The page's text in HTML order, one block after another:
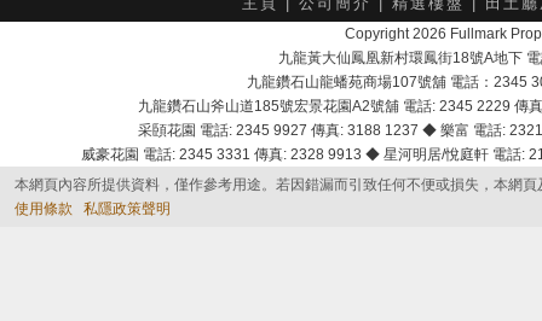
Copyright 2026 Fullmark
九龍黃大仙鳳凰新村環鳳街18號A地下
九龍鑽石山龍蟠苑商場107號舖 電話：2345
九龍鑽石山斧山道185號宏景花園A2號舖 電話: 2345 2229
采頣花園 電話: 2345 9927 傳真: 3188 1237 ◆ 樂富 電話:
威豪花園 電話: 2345 3331 傳真: 2328 9913 ◆ 星河明居/悅庭軒 電話
本網頁內容所提供資料，僅作參考用途。若因錯漏而引致任何不便或損失，本網
使用條款
私隱政策聲明